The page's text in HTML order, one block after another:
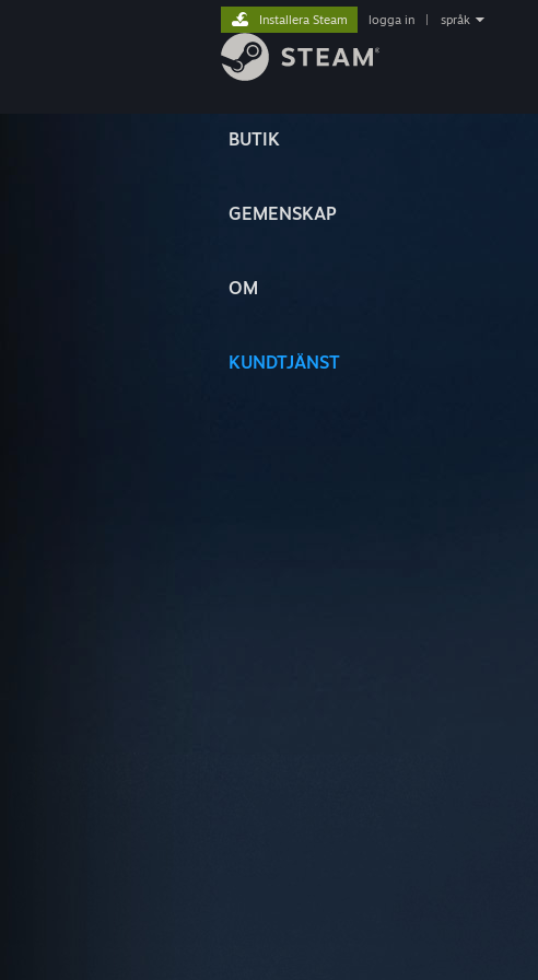
BUTIK
GEMENSKAP
OM
KUNDTJÄNST
Installera Steam logga in språk